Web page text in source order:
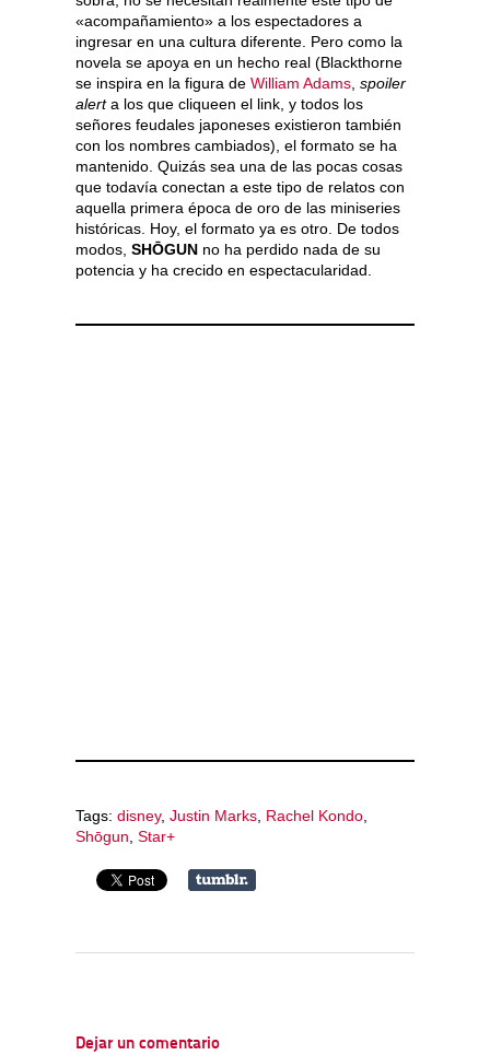
«acompañamiento» a los espectadores a
ingresar en una cultura diferente. Pero como la
novela se apoya en un hecho real (Blackthorne
se inspira en la figura de William Adams spoiler
alerta los que cliqueen el link, y todos los
señores feudales japoneses existieron también
con los nombres cambiados), el formato se ha
mantenido. Quizás sea una de las pocas cosas
que todavía conectan a este tipo de relatos con
aquella primera época de oro de las miniseries
históricas. Hoy, el formato ya es otro. De todos
modos, SHŌGUN no ha perdido nada de su
potencia y ha crecido en espectacularidad.
Tags: disney, Justin Marks Rachel Kondo
Shōgun Star+
Dejar un comentario